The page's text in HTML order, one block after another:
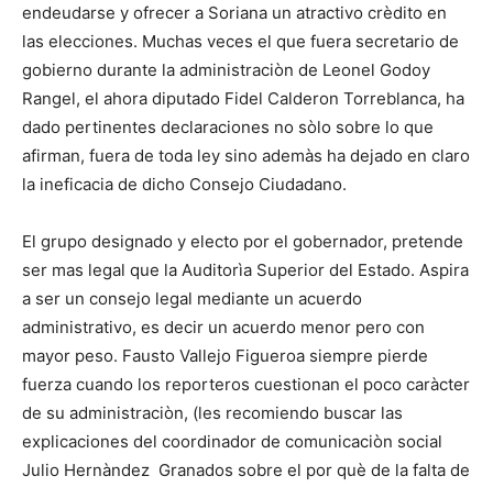
endeudarse y ofrecer a Soriana un atractivo crèdito en
las elecciones. Muchas veces el que fuera secretario de
gobierno durante la administraciòn de Leonel Godoy
Rangel, el ahora diputado Fidel Calderon Torreblanca, ha
dado pertinentes declaraciones no sòlo sobre lo que
afirman, fuera de toda ley sino ademàs ha dejado en claro
la ineficacia de dicho Consejo Ciudadano.
El grupo designado y electo por el gobernador, pretende
ser mas legal que la Auditorìa Superior del Estado. Aspira
a ser un consejo legal mediante un acuerdo
administrativo, es decir un acuerdo menor pero con
mayor peso. Fausto Vallejo Figueroa siempre pierde
fuerza cuando los reporteros cuestionan el poco caràcter
de su administraciòn, (les recomiendo buscar las
explicaciones del coordinador de comunicaciòn social
Julio Hernàndez Granados sobre el por què de la falta de